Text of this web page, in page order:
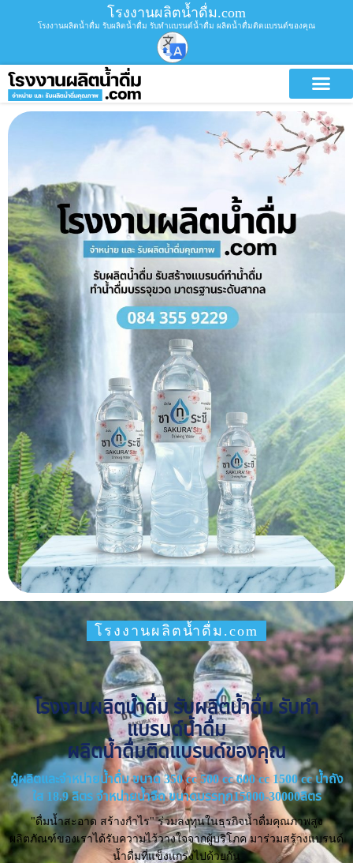
โรงงานผลิตน้ำดื่ม.com
โรงงานผลิตน้ำดื่ม รับผลิตน้ำดื่ม รับทำแบรนด์น้ำดื่ม ผลิตน้ำดื่มติดแบรนด์ของคุณ
โรงงานผลิตน้ำดื่ม.com
โรงงานผลิตน้ำดื่ม รับผลิตน้ำดื่ม รับทำ
แบรนด์น้ำดื่ม
ผลิตน้ำดื่มติดแบรนด์ของคุณ
ผู้ผลิตและจำหน่ายน้ำดื่ม ขนาด 350 cc 500 cc 600 cc 1500 cc น้ำถัง
ใส 18.9 ลิตร จำหน่ายน้ำจืด ขนาดบรรทุก15000-30000ลิตร
"ดื่มน้ำสะอาด สร้างกำไร" ร่วมลงทุนในธุรกิจน้ำดื่มคุณภาพสูง
ผลิตภัณฑ์ของเราได้รับความไว้วางใจจากผู้บริโภค มาร่วมสร้างแบรนด์
น้ำดื่มที่แข็งแกร่งไปด้วยกัน